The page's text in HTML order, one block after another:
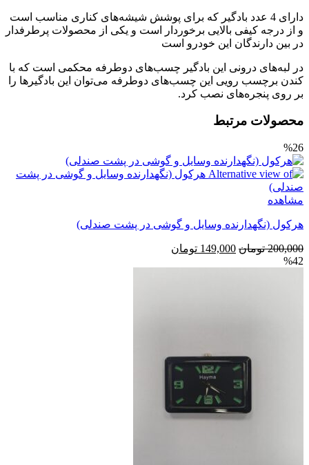
دارای 4 عدد بادگیر که برای پوشش شیشه‌های کناری مناسب است
و از درجه کیفی بالایی برخوردار است و یکی از محصولات پرطرفدار
در بین دارندگان این خودرو است
در لبه‌های درونی این بادگیر چسب‌های دوطرفه محکمی است که با
کندن برچسب رویی این چسب‌های دوطرفه می‌توان این بادگیرها را
بر روی پنجره‌های نصب کرد.
محصولات مرتبط
%26
مشاهده
هرکول (نگهدارنده وسایل و گوشی در پشت صندلی)
200,000 تومان قیمت
149,000 تومان
%42